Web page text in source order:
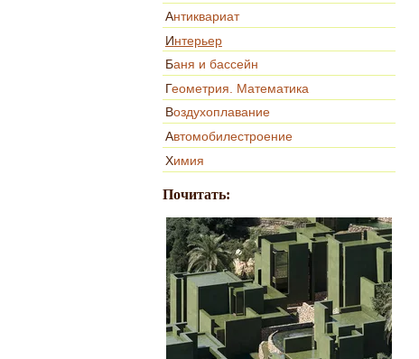
Антиквариат
Интерьер
Баня и бассейн
Геометрия. Математика
Воздухоплавание
Автомобилестроение
Химия
Почитать: